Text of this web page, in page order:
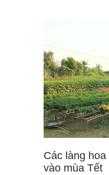
Các làng
vào mùa Tết